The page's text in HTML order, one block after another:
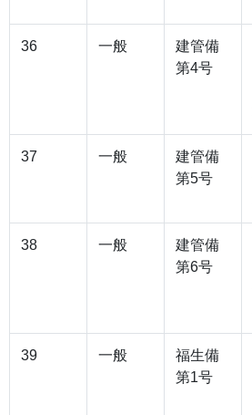
36 一般
建管備
第4号
37 一般
建管備
第5号
38 一般
建管備
第6号
39 一般
福生備
第1号